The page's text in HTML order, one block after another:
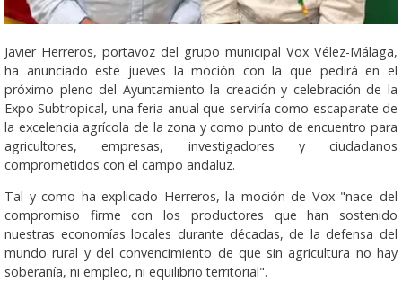
Javier Herreros, portavoz del grupo municipal Vox Vélez-Málaga,
ha anunciado este jueves la moción con la que pedirá en el
próximo pleno del Ayuntamiento la creación y celebración de la
Expo Subtropical, una feria anual que serviría como escaparate de
la excelencia agrícola de la zona y como punto de encuentro para
agricultores, empresas, investigadores y ciudadanos
comprometidos con el campo andaluz.
Tal y como ha explicado Herreros, la moción de Vox "nace del
compromiso firme con los productores que han sostenido
nuestras economías locales durante décadas, de la defensa del
mundo rural y del convencimiento de que sin agricultura no hay
soberanía, ni empleo, ni equilibrio territorial".